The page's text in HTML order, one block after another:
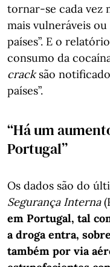
tornar-se cada vez
mais vulneráveis
países”. E o
consumo da
cracksão
países”.
“Há um
Portugal”
Os dados são do
Segurança Interna
em Portugal, tal
a droga entra,
também por via